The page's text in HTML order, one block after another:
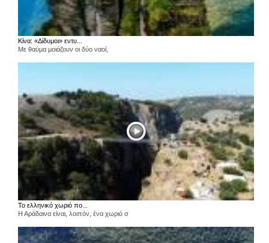
Κίνα: «Δίδυμοι» εντυ...
Με θαύμα μοιάζουν οι δύο ναοί,
Το ελληνικό χωριό πο...
Η Αράδαινα είναι, λοιπόν, ένα χωριό σ